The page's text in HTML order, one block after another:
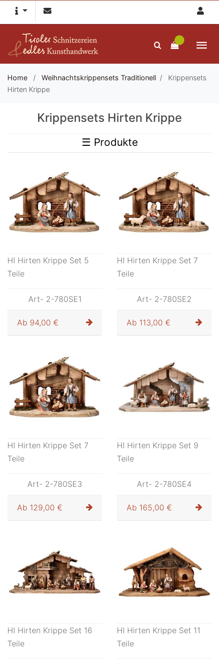
Home / Weihnachtskrippensets Traditionell /
Krippensets
Hirten Krippe
Krippensets Hirten Krippe
☰ Produkte
HI Hirten Krippe Set 5
Teile
Art- 2-780SE1
Ab 94,00 €
HI Hirten Krippe Set 7
Teile
Art- 2-780SE2
Ab 113,00 €
HI Hirten Krippe Set 7
Teile
Art- 2-780SE3
Ab 129,00 €
HI Hirten Krippe Set 9
Teile
Art- 2-780SE4
Ab 165,00 €
HI Hirten Krippe Set 16
Teile
HI Hirten Krippe Set 11
Teile